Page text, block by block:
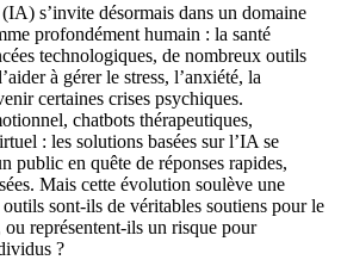
s’invite désormais dans un domaine
profondément humain : la santé
technologiques, de nombreux outils
à gérer le stress, l’anxiété, la
certaines crises psychiques.
chatbots thérapeutiques,
: les solutions basées sur l’IA se
public en quête de réponses rapides,
Mais cette évolution soulève une
sont-ils de véritables soutiens pour le
représentent-ils un risque pour
?